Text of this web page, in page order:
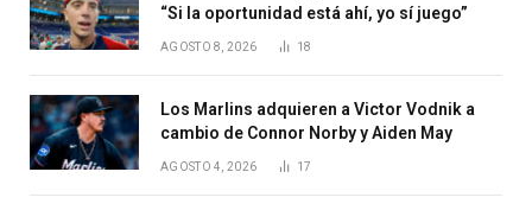
“Si la oportunidad está ahí, yo sí juego”
AGOSTO 8, 2026 18
Los Marlins adquieren a Victor Vodnik a
cambio de Connor Norby y Aiden May
AGOSTO 4, 2026 17